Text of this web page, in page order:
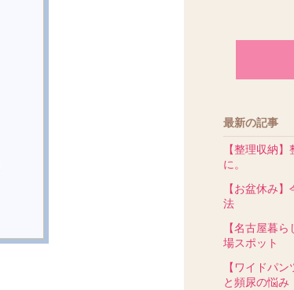
最新の記事
【整理収納
に。
【お盆休み
法
【名古屋暮
場スポット
【ワイドパ
と頻尿の悩み